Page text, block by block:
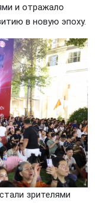
и отражало
в новую эпоху.
зрителями